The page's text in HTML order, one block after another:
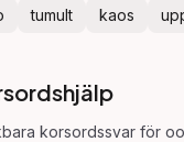
tumult kaos
korsordssvar för